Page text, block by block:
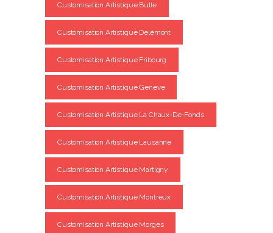
Customisation Artistique Bulle
Customisation Artistique Delémont
Customisation Artistique Fribourg
Customisation Artistique Genève
Customisation Artistique La Chaux-De-Fonds
Customisation Artistique Lausanne
Customisation Artistique Martigny
Customisation Artistique Montreux
Customisation Artistique Morges